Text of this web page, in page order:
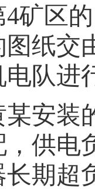
4矿区
纸交
电队进
某安装
供电
期超